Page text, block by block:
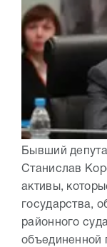
Бывший
Станислав
активы,
государства,
районного
объединенной